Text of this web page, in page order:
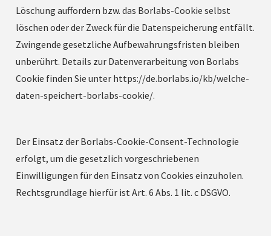
Löschung auffordern bzw. das Borlabs-Cookie selbst
löschen oder der Zweck für die Datenspeicherung entfällt.
Zwingende gesetzliche Aufbewahrungsfristen bleiben
unberührt. Details zur Datenverarbeitung von Borlabs
Cookie finden Sie unter https://de.borlabs.io/kb/welche-
daten-speichert-borlabs-cookie/.
Der Einsatz der Borlabs-Cookie-Consent-Technologie
erfolgt, um die gesetzlich vorgeschriebenen
Einwilligungen für den Einsatz von Cookies einzuholen.
Rechtsgrundlage hierfür ist Art. 6 Abs. 1 lit. c DSGVO.